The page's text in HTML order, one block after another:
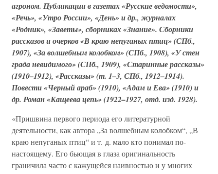
агроном. Публикации в газетах «Русские ведомости»,
«Речь», «Утро России», «День» и др., журналах
«Родник», «Заветы», сборниках «Знание». Сборники
рассказов и очерков «В краю непуганых птиц» (СПб.,
1907), «За волшебным колобком» (СПб., 1908), «У стен
града невидимого» (СПб., 1909), «Старинные рассказы»
(1910–1912), «Рассказы» (т. 1–3, СПб., 1912–1914).
Повести «Черный араб» (1910), «Адам и Ева» (1910) и
др. Роман «Кащеева цепь» (1922–1927, отд. изд. 1928).
«Пришвина первого периода его литературной
деятельности, как автора „За волшебным колобком“, „В
краю непуганых птиц“ и т. д. мало кто понимал по-
настоящему. Его бьющая в глаза оригинальность
граничила часто с кажущейся наивностью и у многих